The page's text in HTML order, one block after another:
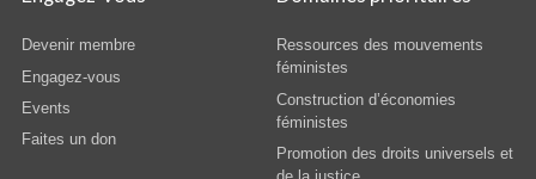
Devenir membre
Engagez-vous
Events
Faites un don
Ressources des mouvements
féministes
Construction d’économies
féministes
Promotion des droits universels et